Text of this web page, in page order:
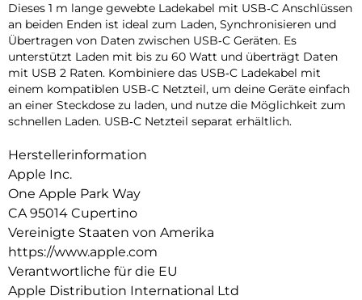
Dieses 1 m lange gewebte Ladekabel mit USB‑C Anschlüssen
an beiden Enden ist ideal zum Laden, Synchronisieren und
Übertragen von Daten zwischen USB‑C Geräten. Es
unterstützt Laden mit bis zu 60 Watt und überträgt Daten
mit USB 2 Raten. Kombiniere das USB‑C Ladekabel mit
einem kompatiblen USB‑C Netzteil, um deine Geräte einfach
an einer Steckdose zu laden, und nutze die Möglichkeit zum
schnellen Laden. USB‑C Netzteil separat erhältlich.
Herstellerinformation
Apple Inc.
One Apple Park Way
CA 95014 Cupertino
Vereinigte Staaten von Amerika
https://www.apple.com
Verantwortliche für die EU
Apple Distribution International Ltd